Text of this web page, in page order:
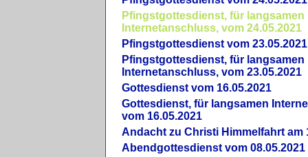
Pfingstgottesdienst, für langsamen
Internetanschluss, vom 24.05.2021
Pfingstgottesdienst vom 23.05.2021
Pfingstgottesdienst, für langsamen
Internetanschluss, vom 23.05.2021
Gottesdienst vom 16.05.2021
Gottesdienst, für langsamen
vom 16.05.2021
Andacht zu Christi Himmelfahrt am
Abendgottesdienst vom 08.05.2021